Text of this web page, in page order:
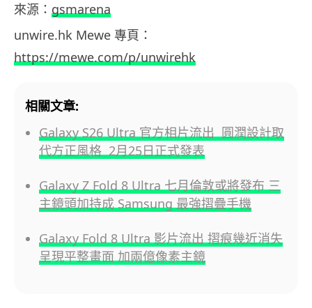
來源： gsmarena
unwire.hk Mewe 專頁：
https://mewe.com/p/unwirehk
相關文章:
Galaxy S26 Ultra 官方相片流出 圓潤設計取
代方正風格 2月25日正式發表
Galaxy Z Fold 8 Ultra 七月倫敦或將發布 三
主鏡頭加持成 Samsung 最強摺疊手機
Galaxy Fold 8 Ultra 影片流出 摺痕幾近消失
呈現平整畫面 加兩億像素主鏡